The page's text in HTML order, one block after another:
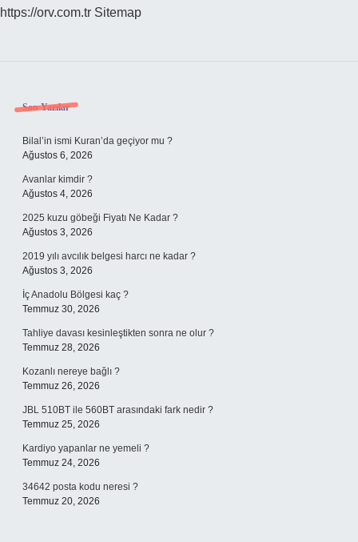
https://orv.com.tr Sitemap
Sidebar
Son Yazılar
Bilal’in ismi Kuran’da geçiyor mu ?
Ağustos 6, 2026
Avanlar kimdir ?
Ağustos 4, 2026
2025 kuzu göbeği Fiyatı Ne Kadar ?
Ağustos 3, 2026
2019 yılı avcılık belgesi harcı ne kadar ?
Ağustos 3, 2026
İç Anadolu Bölgesi kaç ?
Temmuz 30, 2026
Tahliye davası kesinleştikten sonra ne olur ?
Temmuz 28, 2026
Kozanlı nereye bağlı ?
Temmuz 26, 2026
JBL 510BT ile 560BT arasındaki fark nedir ?
Temmuz 25, 2026
Kardiyo yapanlar ne yemeli ?
Temmuz 24, 2026
34642 posta kodu neresi ?
Temmuz 20, 2026